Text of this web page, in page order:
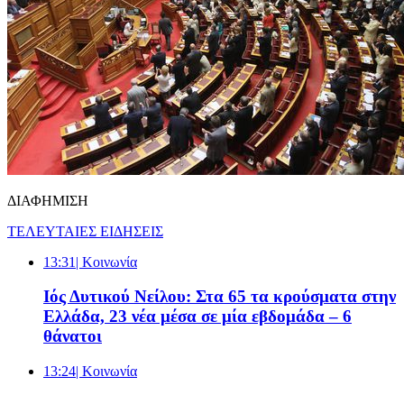
ΔΙΑΦΗΜΙΣΗ
ΤΕΛΕΥΤΑΙΕΣ ΕΙΔΗΣΕΙΣ
13:31 | Κοινωνία
Ιός Δυτικού Νείλου: Στα 65 τα κρούσματα στην
Ελλάδα, 23 νέα μέσα σε μία εβδομάδα – 6
θάνατοι
13:24| Κοινωνία